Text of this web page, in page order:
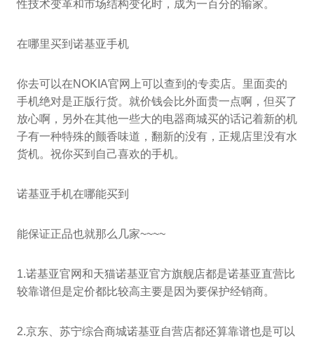
性技术变革和市场结构变化时，成为一百分的输家。
在哪里买到诺基亚手机
你去可以在NOKIA官网上可以查到的专卖店。里面卖的
手机绝对是正版行货。就价钱会比外面贵一点啊，但买了
放心啊，另外在其他一些大的电器商城买的话记着新的机
子有一种特殊的颤香味道，翻新的没有，正规店里没有水
货机。祝你买到自己喜欢的手机。
诺基亚手机在哪能买到
能保证正品也就那么几家~~~~
1.诺基亚官网和天猫诺基亚官方旗舰店都是诺基亚直营比
较靠谱但是定价都比较高主要是因为要保护经销商。
2.京东、苏宁综合商城诺基亚自营店都还算靠谱也是可以